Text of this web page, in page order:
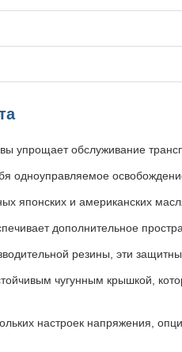
упрощает обслуживание
одноуправляемое
японских и американских
дополнительное
резины, эти
чугунным крышкой,
настроек напряжения,